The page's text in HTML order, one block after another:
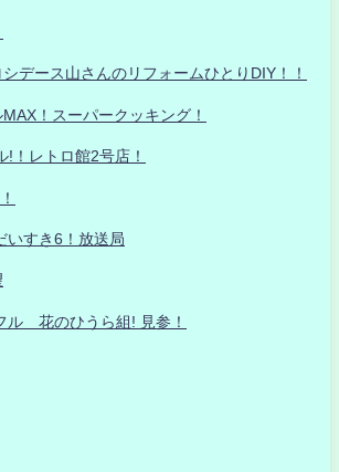
デース山さんのリフォームひとりDIY！！
！スーパークッキング！
!！レトロ館2号店！
いすき6！放送局
ル 花のひうら組! 見参！